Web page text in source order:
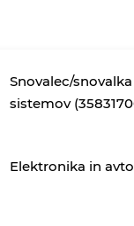
Snovalec/
sistemov
Elektronika in